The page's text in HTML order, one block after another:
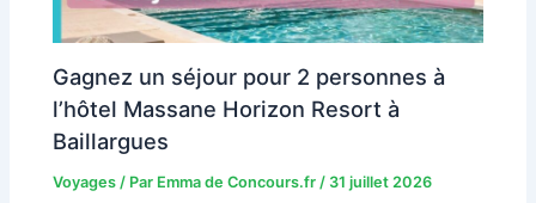
Gagnez un séjour pour 2 personnes à
l’hôtel Massane Horizon Resort à
Baillargues
Voyages / Par Emma de Concours.fr / 31 juillet 2026